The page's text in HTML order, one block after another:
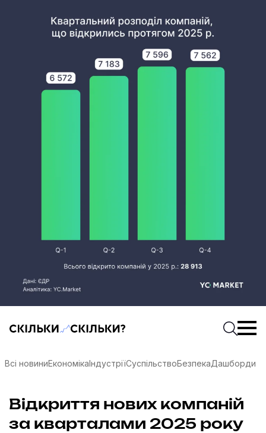
Скільки-скільки? — Медіа про суспільні даніПочати
Всі новиниЕкономікаІндустріїСуспільствоБезпекаДашборди
Відкриття нових компаній
за кварталами 2025 року